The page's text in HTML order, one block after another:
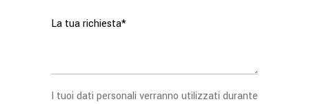
I tuoi dati personali verranno utilizzati durante